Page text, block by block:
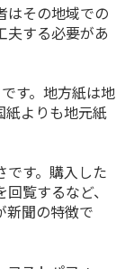
はその地域での
夫する必要があ
す。地方紙は地
紙よりも地元紙
です。購入した
覧するなど、
新聞の特徴で